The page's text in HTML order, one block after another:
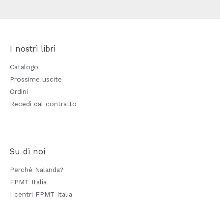
I nostri libri
Catalogo
Prossime uscite
Ordini
Recedi dal contratto
Su di noi
Perché Nalanda?
FPMT Italia
I centri FPMT Italia